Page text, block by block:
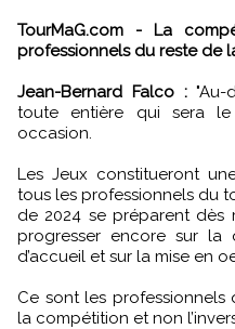
TourMaG.com - La
professionnels du reste de
Jean-Bernard Falco :"Au-
toute entière qui sera
occasion.
Les Jeux constitueront
tous les professionnels du
de 2024 se préparent dès
progresser encore sur la
d’accueil et sur la mise en
Ce sont les
la compétition et non